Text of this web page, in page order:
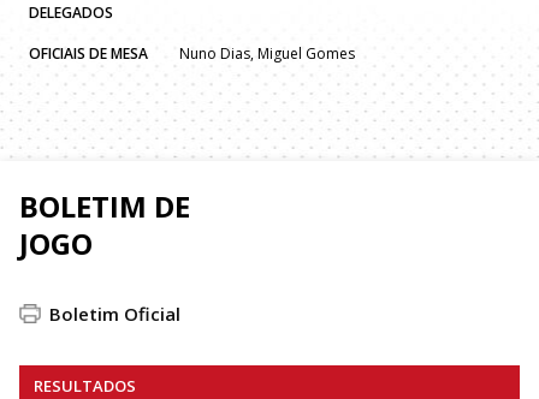
DELEGADOS
OFICIAIS DE MESA
Nuno Dias, Miguel Gomes
BOLETIM DE
JOGO
Boletim Oficial
RESULTADOS